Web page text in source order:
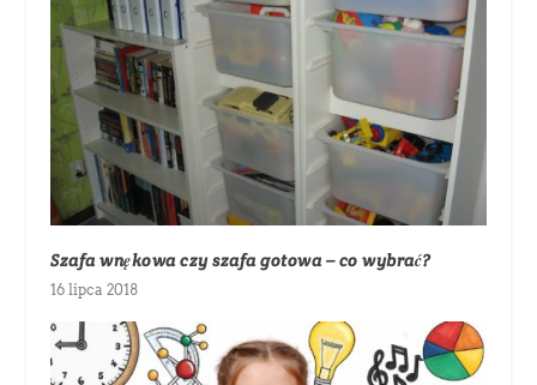
Szafa wnękowa czy szafa gotowa – co wybrać?
16 lipca 2018